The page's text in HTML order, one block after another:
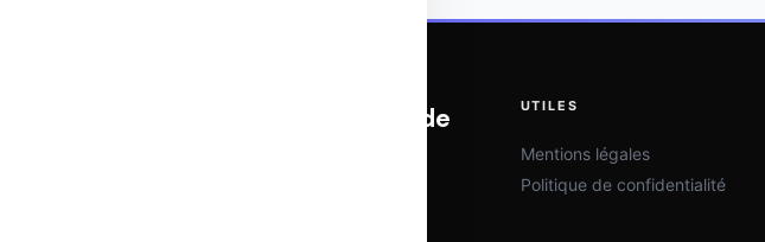
OTOMATIX | L'expertise du web et de
UTILES
Mentions légales
Politique de confidentialité